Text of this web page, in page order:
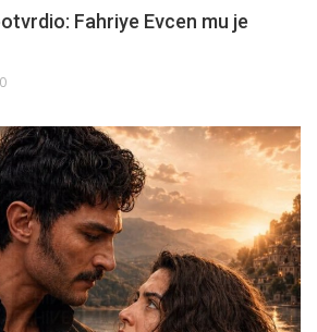
Fahriye Evcen mu je
0